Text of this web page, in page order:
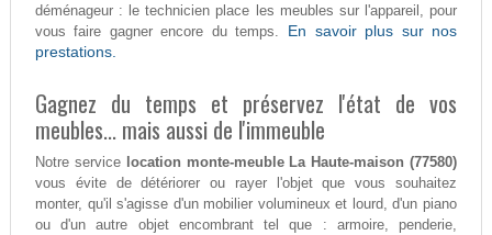
déménageur : le technicien place les meubles sur l'appareil, pour
vous faire gagner encore du temps. En savoir plus sur nos
prestations.
Gagnez du temps et préservez l'état de vos
meubles... mais aussi de l'immeuble
Notre service location monte-meuble La Haute-maison (77580)
vous évite de détériorer ou rayer l'objet que vous souhaitez
monter, qu'il s'agisse d'un mobilier volumineux et lourd, d'un piano
ou d'un autre objet encombrant tel que : armoire, penderie,